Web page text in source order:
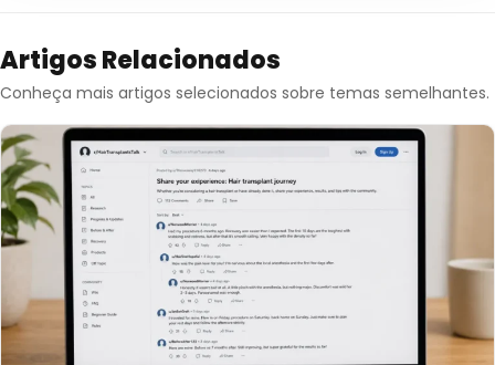
Artigos Relacionados
Conheça mais artigos selecionados sobre temas semelhantes.